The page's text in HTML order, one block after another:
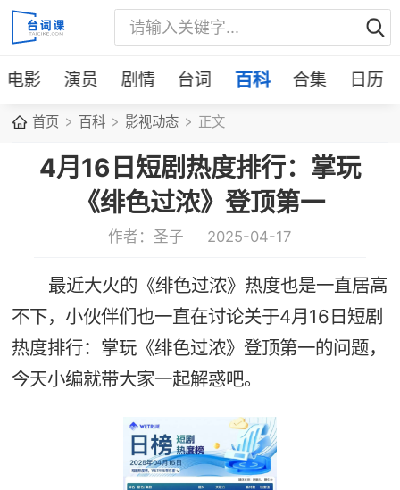
电影 演员 剧情 台词 百科 合集 日历
首页 百科 影视动态 正文
4月16日短剧热度排行：掌玩
《绯色过浓》登顶第一
作者：圣子 2025-04-17
最近大火的《绯色过浓》热度也是一直居高
不下，小伙伴们也一直在讨论关于4月16日短剧
热度排行：掌玩《绯色过浓》登顶第一的问题，
今天小编就带大家一起解惑吧。